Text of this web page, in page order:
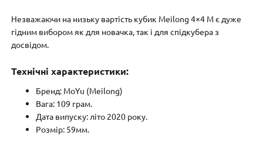
Незважаючи на низьку вартість кубик Meilong 4×4 M є дуже
гідним вибором як для новачка, так і для спідкубера з
досвідом.
Технічні характеристики:
Бренд: MoYu (Meilong)
Вага: 109 грам.
Дата випуску: літо 2020 року.
Розмір: 59мм.